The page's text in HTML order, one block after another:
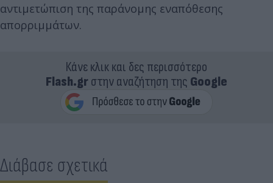
αντιμετώπιση της παράνομης εναπόθεσης
απορριμμάτων.
Κάνε κλικ και δες περισσότερο
Flash.grστην αναζήτηση της Google
Διάβασε σχετικά